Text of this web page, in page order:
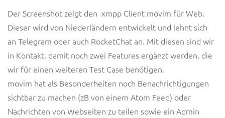
Der Screenshot zeigt den xmpp Client movim für Web.
Dieser wird von Niederländern entwickelt und lehnt sich
an Telegram oder auch RocketChat an. Mit diesen sind wir
in Kontakt, damit noch zwei Features ergänzt werden, die
wir für einen weiteren Test Case benötigen.
movim hat als Besonderheiten noch Benachrichtigungen
sichtbar zu machen (zB von einem Atom Feed) oder
Nachrichten von Webseiten zu teilen sowie ein Admin